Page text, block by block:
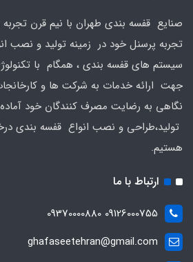
صنایع قفسه بندی طهران با نیم قرن تجربه
تجربه پرسنل خود در زمینه تولید و نصب
سیستم های قفسه بندی ، همگام با
جهت ارائه خدمات به شرکت ها و کارخانجات
نگاهی به رضایت مصرف کنندگان خود آماده
تولید،طراحی و نصب انواع قفسه بندی
هستیم.
ارتباط با ما
09126000755 09370000880
ghafaseetehran@gmail.com